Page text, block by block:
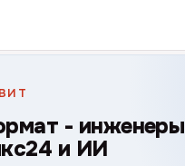
- инженеры
и ИИ